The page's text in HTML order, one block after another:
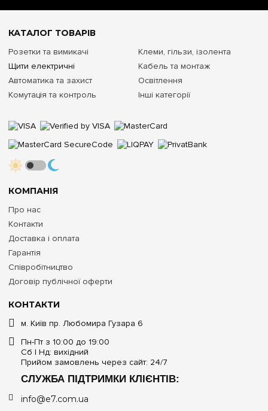
КОНТАКТИ
м. Київ пр. Любомира Гузара 6
Пн-Пт з 10:00 до 19:00
Сб | Нд: вихідний
Прийом замовлень через сайт: 24/7
СЛУЖБА ПІДТРИМКИ КЛІЄНТІВ:
info@e7.com.ua
КОМПАНІЯ
Про нас
Контакти
Доставка і оплата
Гарантія
Співробітництво
Договір публічної оферти
КАТАЛОГ ТОВАРІВ
Розетки та вимикачі
Щити електричні
Автоматика та захист
Комутація та контроль
Клеми, гільзи, ізолента
Кабель та монтаж
Освітлення
Інші категорії